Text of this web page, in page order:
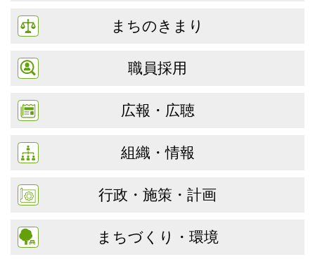
まちのきまり
職員採用
広報・広聴
組織・情報
行政・施策・計画
まちづくり・環境